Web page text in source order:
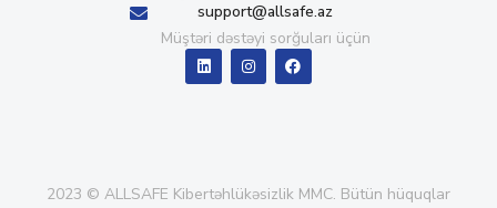
support@allsafe.az
Müştəri dəstəyi sorğuları üçün
2023 © ALLSAFE Kibertəhlükəsizlik MMC. Bütün hüquqlar